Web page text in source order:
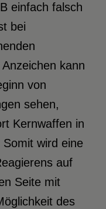
einfach falsch
bei
kann
von
sehen,
Kernwaffen in
wird eine
auf
Seite mit
des